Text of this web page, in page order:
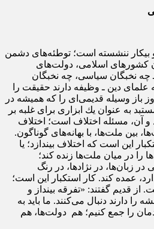
و بیكار ننشسته است؛ توطئه‌هاى دشمن
كشورهاى اسلامى، دولت‌هاى
نخبگان سیاسى، چه نخبگان
دین ـ وظیفه دارند حقیقت را
باز وسیله‌ قدیمى‌اى را كه همیشه در
به عنوان یك ابزارى براى غلبه‌ بر
و آن، مسئله‌ اختلاف است؛ اختلاف
بین ملت‌ها، با بهانه‌هاى گوناگون.
این است كه اختلاف بیندازد؛ یا
را در میان ملت‌ها زنده كند؛
در زبان‌ها، در نژادها، در رنگ
عمده كند. كار استكبار این است؛
قدیم گفتند: «تفرقه بینداز و
دارند دنبال می‌كنند. ما باید به
را جمع كنیم؛ هم دولت‌ها، هم